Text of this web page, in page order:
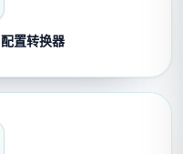
置转换器